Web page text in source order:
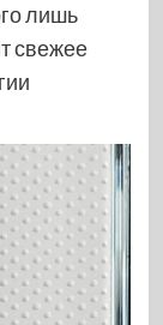
лишь
свежее